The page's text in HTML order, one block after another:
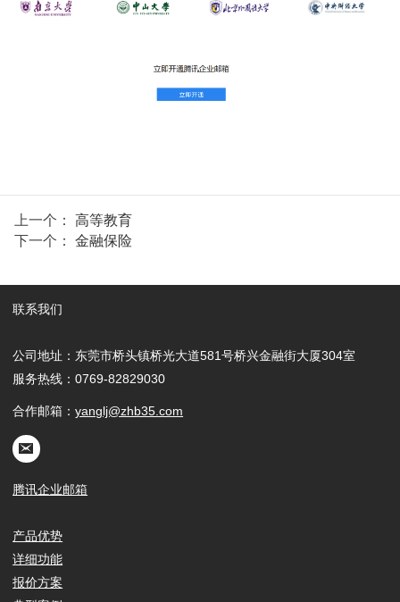
上一个： 高等教育
下一个： 金融保险
联系我们
公司地址：东莞市桥头镇桥光大道581号桥兴金融街大厦304室
服务热线：0769-82829030
合作邮箱：yanglj@zhb35.com
腾讯企业邮箱
产品优势
详细功能
报价方案